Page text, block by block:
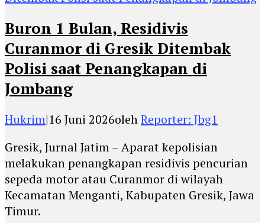
Buron 1 Bulan, Residivis
Curanmor di Gresik Ditembak
Polisi saat Penangkapan di
Jombang
Hukrim|16 Juni 2026olehReporter: Jbg1
Gresik, Jurnal Jatim – Aparat kepolisian
melakukan penangkapan residivis pencurian
sepeda motor atau Curanmor di wilayah
Kecamatan Menganti, Kabupaten Gresik, Jawa
Timur.